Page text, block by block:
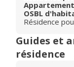
OSBL
Résidence
Guides et
résidence